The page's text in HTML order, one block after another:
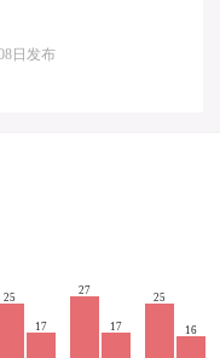
日发布
25
17
27
17
25
16